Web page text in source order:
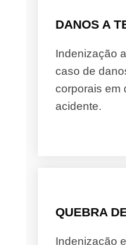
DANOS A
Indenização
caso de
corporais em
acidente.
QUEBRA
Indenização